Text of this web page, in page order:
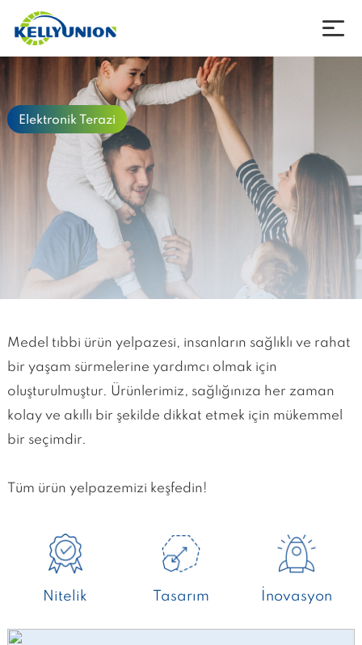
Ürünler
Haberler
İndirmek için
İletişim
Elektronik Terazi
Medel tıbbi ürün yelpazesi, insanların sağlıklı ve rahat
bir yaşam sürmelerine yardımcı olmak için
oluşturulmuştur. Ürünlerimiz, sağlığınıza her zaman
kolay ve akıllı bir şekilde dikkat etmek için mükemmel
bir seçimdir.
Tüm ürün yelpazemizi keşfedin!
Nitelik Tasarım İnovasyon